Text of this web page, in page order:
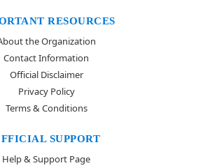
RESOURCES
the Organization
Contact Information
Official Disclaimer
Privacy Policy
Terms & Conditions
SUPPORT
Help & Support Page